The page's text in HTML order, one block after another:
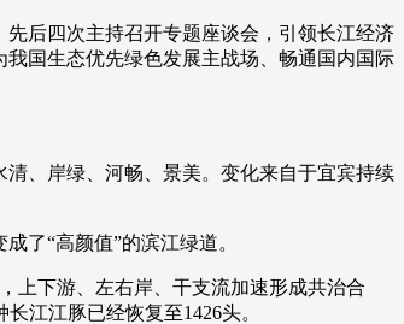
后四次主持召开专题座谈会，引领长江经济
国生态优先绿色发展主战场、畅通国内国际
、岸绿、河畅、景美。变化来自于宜宾持续
了“高颜值”的滨江绿道。
上下游、左右岸、干支流加速形成共治合
江江豚已经恢复至1426头。